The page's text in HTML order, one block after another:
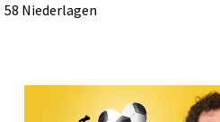
58 Niederlagen